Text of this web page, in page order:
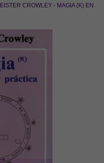
CROWLEY
MAGIA (K) EN